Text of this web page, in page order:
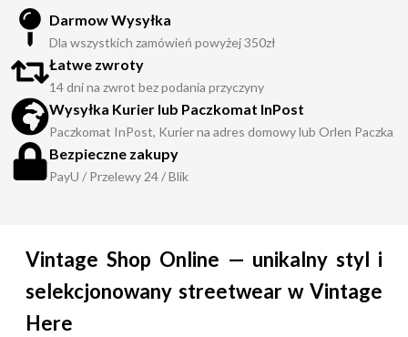
Darmow Wysyłka
Dla wszystkich zamówień powyżej 350zł
Łatwe zwroty
14 dni na zwrot bez podania przyczyny
Wysyłka Kurier lub Paczkomat InPost
Paczkomat InPost, Kurier na adres domowy lub Orlen Paczka
Bezpieczne zakupy
PayU / Przelewy 24 / Blik
Vintage Shop Online — unikalny styl i
selekcjonowany streetwear w Vintage
Here